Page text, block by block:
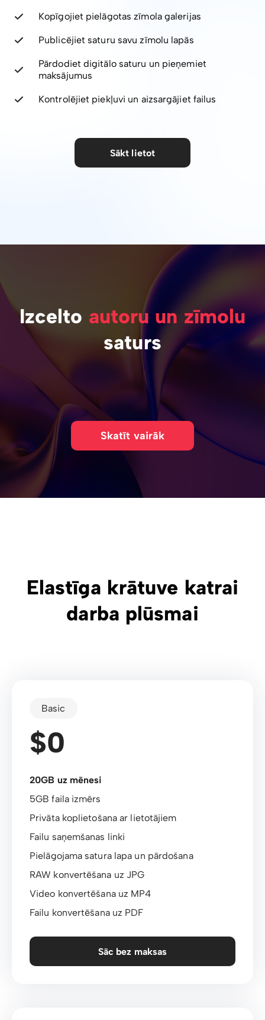
Kopīgojiet pielāgotas zīmola galerijas
Publicējiet saturu savu zīmolu lapās
Pārdodiet digitālo saturu un pieņemiet
maksājumus
Kontrolējiet piekļuvi un aizsargājiet failus
Sākt lietot
Izcelto autoru un zīmolu
saturs
Skatīt vairāk
Elastīga krātuve katrai
darba plūsmai
Basic
$0
20GB uz mēnesi
5GB faila izmērs
Privāta koplietošana ar lietotājiem
Failu saņemšanas linki
Pielāgojama satura lapa un pārdošana
RAW konvertēšana uz JPG
Video konvertēšana uz MP4
Failu konvertēšana uz PDF
Sāc bez maksas